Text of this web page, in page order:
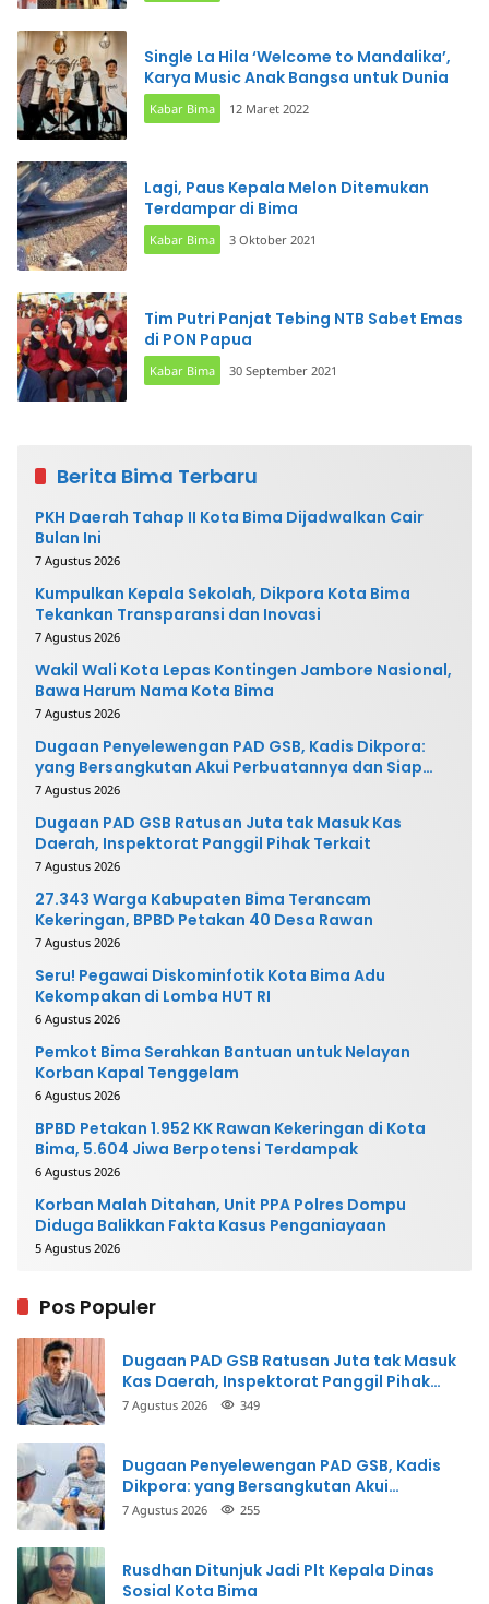
Single La Hila ‘Welcome to Mandalika’,
Karya Music Anak Bangsa untuk Dunia
Kabar Bima 12 Maret 2022
Lagi, Paus Kepala Melon Ditemukan
Terdampar di Bima
Kabar Bima 3 Oktober 2021
Tim Putri Panjat Tebing NTB Sabet Emas
di PON Papua
Kabar Bima 30 September 2021
Berita Bima Terbaru
PKH Daerah Tahap II Kota Bima Dijadwalkan Cair
Bulan Ini
7 Agustus 2026
Kumpulkan Kepala Sekolah, Dikpora Kota Bima
Tekankan Transparansi dan Inovasi
7 Agustus 2026
Wakil Wali Kota Lepas Kontingen Jambore Nasional,
Bawa Harum Nama Kota Bima
7 Agustus 2026
Dugaan Penyelewengan PAD GSB, Kadis Dikpora:
yang Bersangkutan Akui Perbuatannya dan Siap
Mengembalikan Uang
7 Agustus 2026
Dugaan PAD GSB Ratusan Juta tak Masuk Kas
Daerah, Inspektorat Panggil Pihak Terkait
7 Agustus 2026
27.343 Warga Kabupaten Bima Terancam
Kekeringan, BPBD Petakan 40 Desa Rawan
7 Agustus 2026
Seru! Pegawai Diskominfotik Kota Bima Adu
Kekompakan di Lomba HUT RI
6 Agustus 2026
Pemkot Bima Serahkan Bantuan untuk Nelayan
Korban Kapal Tenggelam
6 Agustus 2026
BPBD Petakan 1.952 KK Rawan Kekeringan di Kota
Bima, 5.604 Jiwa Berpotensi Terdampak
6 Agustus 2026
Korban Malah Ditahan, Unit PPA Polres Dompu
Diduga Balikkan Fakta Kasus Penganiayaan
5 Agustus 2026
Pos Populer
Dugaan PAD GSB Ratusan Juta tak Masuk
Kas Daerah, Inspektorat Panggil Pihak
Terkait
7 Agustus 2026 349
Dugaan Penyelewengan PAD GSB, Kadis
Dikpora: yang Bersangkutan Akui
Perbuatannya dan Siap Mengembalikan
7 Agustus 2026 255
Rusdhan Ditunjuk Jadi Plt Kepala Dinas
Sosial Kota Bima